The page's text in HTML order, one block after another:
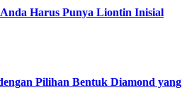
Harus Punya Liontin Inisial
Pilihan Bentuk Diamond yang